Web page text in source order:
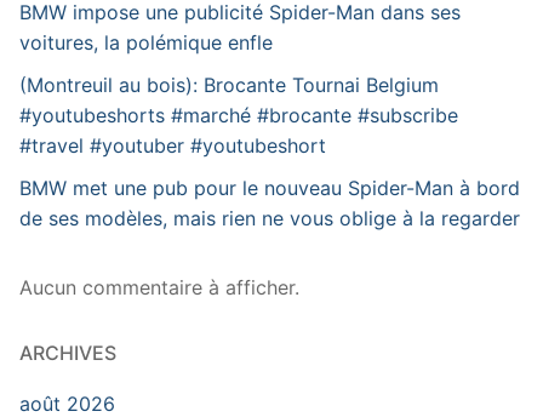
BMW impose une publicité Spider-Man dans ses
voitures, la polémique enfle
(Montreuil au bois): Brocante Tournai Belgium
#youtubeshorts #marché #brocante #subscribe
#travel #youtuber #youtubeshort
BMW met une pub pour le nouveau Spider-Man à bord
de ses modèles, mais rien ne vous oblige à la regarder
Aucun commentaire à afficher.
ARCHIVES
août 2026